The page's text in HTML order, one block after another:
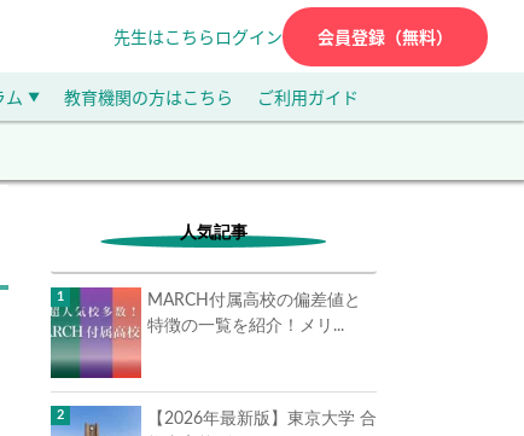
先生はこちら ログイン 会員登録（無料）
ム ▼ 教育機関の方はこちら ご利用ガイド
人気記事
MARCH付属高校の偏差値と
特徴の一覧を紹介！メリ...
【2026年最新版】東京大学 合